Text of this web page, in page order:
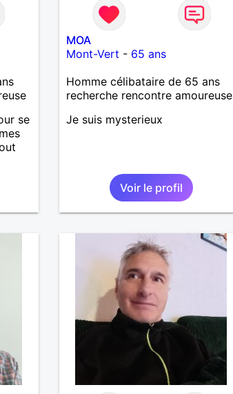
se
MOA
Mont-Vert - 65 ans
Homme célibataire de 65 ans
recherche rencontre amoureuse
Je suis mysterieux
Voir le profil